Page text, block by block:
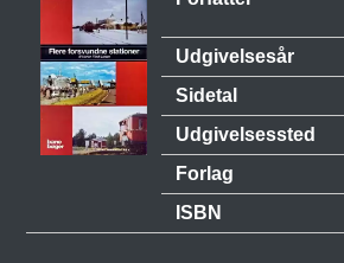
Udgivelsesår
Sidetal
Udgivelsessted
Forlag
ISBN